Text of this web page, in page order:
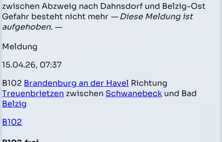
zwischen Abzweig nach Dahnsdorf und Belzig-Ost
Gefahr besteht nicht mehr — Diese Meldung ist
aufgehoben. —
Meldung
15.04.26, 07:37
B102 Brandenburg an der Havel Richtung
Treuenbrietzen zwischen Schwanebeck und Bad
Belzig
B102